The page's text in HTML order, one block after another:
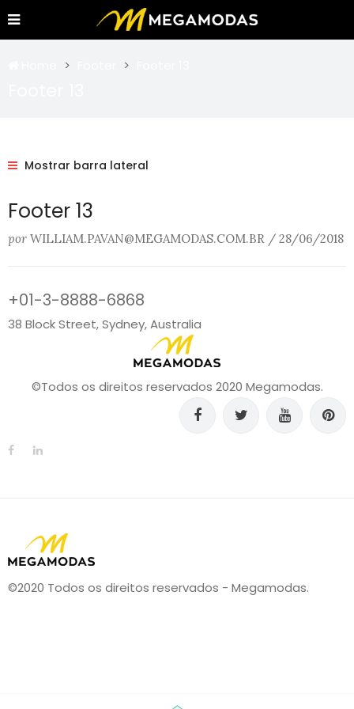
Mostrar barra lateral
Footer 13
por WILLIAM.PAVAN@MEGAMODAS.COM.BR / 28/06/2018
+01-3-8888-6868
38 Block Street, Sydney, Australia
©Todos os direitos reservados 2020 Megamodas.
©2020 Todos os direitos reservados - Megamodas.